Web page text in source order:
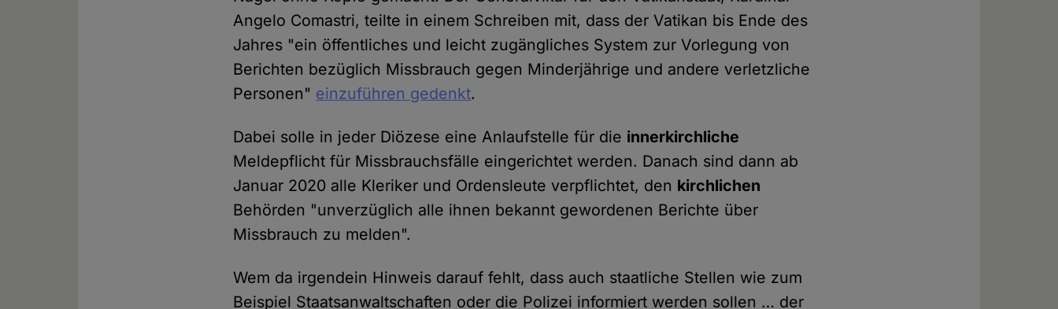
Angelo Comastri, teilte in einem Schreiben mit, dass der Vatikan bis Ende des
Jahres "ein öffentliches und leicht zugängliches System zur Vorlegung von
Berichten bezüglich Missbrauch gegen Minderjährige und andere verletzliche
Personen" einzuführen gedenkt.
Dabei solle in jeder Diözese eine Anlaufstelle für die innerkirchliche
Meldepflicht für Missbrauchsfälle eingerichtet werden. Danach sind dann ab
Januar 2020 alle Kleriker und Ordensleute verpflichtet, den kirchlichen
Behörden "unverzüglich alle ihnen bekannt gewordenen Berichte über
Missbrauch zu melden".
Wem da irgendein Hinweis darauf fehlt, dass auch staatliche Stellen wie zum
Beispiel Staatsanwaltschaften oder die Polizei informiert werden sollen … der